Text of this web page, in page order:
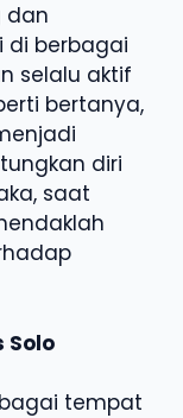
dan
di berbagai
selalu aktif
bertanya,
diri
saat
Solo
tempat